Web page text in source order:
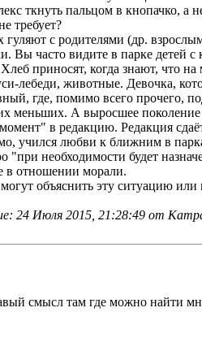
ткнуть пальцом в кнопачко, а
требует?
гуляют с родителями (др.
Вы часто видите в парке детей с
приносят, когда знают, что на
лебеди, животные. Девочка,
где, помимо всего прочего,
меньших. А выросшее
в редакцию. Редакция
учился любви к ближним в
"при необходимости будет
в отношении морали.
объяснить эту ситуацию или
24 Июля 2015, 21:28:49 от
смысл там где можно найти